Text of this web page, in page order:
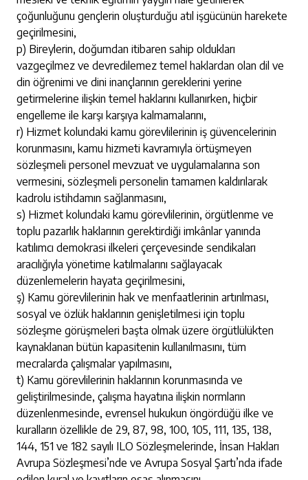
çoğunluğunu gençlerin oluşturduğu atıl işgücünün harekete
geçirilmesini,
p) Bireylerin, doğumdan itibaren sahip oldukları
vazgeçilmez ve devredilemez temel haklardan olan dil ve
din öğrenimi ve dini inançlarının gereklerini yerine
getirmelerine ilişkin temel haklarını kullanırken, hiçbir
engelleme ile karşı karşıya kalmamalarını,
r) Hizmet kolundaki kamu görevlilerinin iş güvencelerinin
korunmasını, kamu hizmeti kavramıyla örtüşmeyen
sözleşmeli personel mevzuat ve uygulamalarına son
vermesini, sözleşmeli personelin tamamen kaldırılarak
kadrolu istihdamın sağlanmasını,
s) Hizmet kolundaki kamu görevlilerinin, örgütlenme ve
toplu pazarlık haklarının gerektirdiği imkânlar yanında
katılımcı demokrasi ilkeleri çerçevesinde sendikaları
aracılığıyla yönetime katılmalarını sağlayacak
düzenlemelerin hayata geçirilmesini,
ş) Kamu görevlilerinin hak ve menfaatlerinin artırılması,
sosyal ve özlük haklarının genişletilmesi için toplu
sözleşme görüşmeleri başta olmak üzere örgütlülükten
kaynaklanan bütün kapasitenin kullanılmasını, tüm
mecralarda çalışmalar yapılmasını,
t) Kamu görevlilerinin haklarının korunmasında ve
geliştirilmesinde, çalışma hayatına ilişkin normların
düzenlenmesinde, evrensel hukukun öngördüğü ilke ve
kuralların özellikle de 29, 87, 98, 100, 105, 111, 135, 138,
144, 151 ve 182 sayılı ILO Sözleşmelerinde, İnsan Hakları
Avrupa Sözleşmesi’nde ve Avrupa Sosyal Şartı’nda ifade